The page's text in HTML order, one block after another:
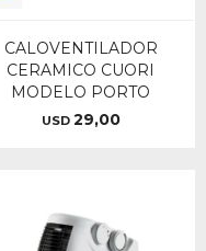
CALOVENTILADOR
CERAMICO CUORI
MODELO PORTO
USD 29,00